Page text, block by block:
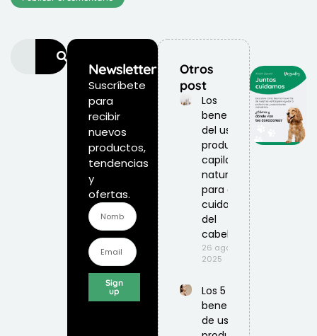
Newsletter
Suscríbete
para
recibir
nuevos
productos,
tendencias
y
ofertas.
Sign
up
Otros
post
Los
beneficios
del uso de
productos
capilares
naturales
para el
cuidado
del
cabello
26 agosto,
2025
Los 5
beneficios
de usar